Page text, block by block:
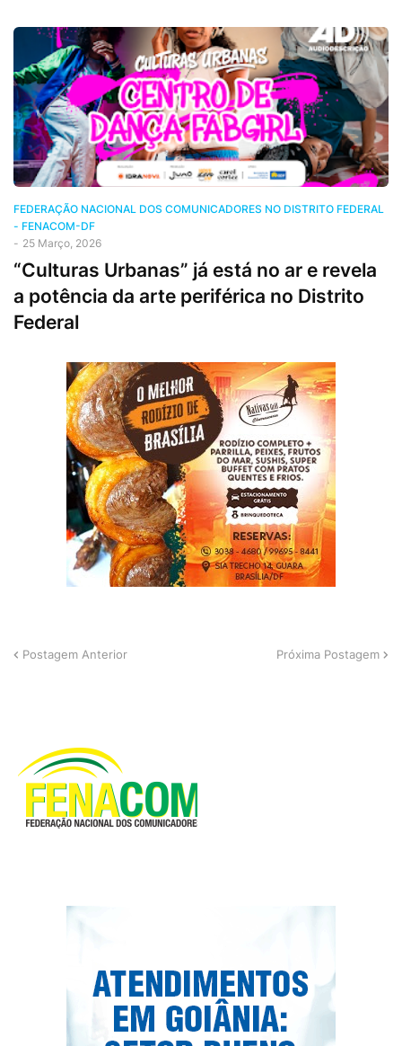
FEDERAÇÃO NACIONAL DOS COMUNICADORES NO DISTRITO FEDERAL
- FENACOM-DF
- 25 Março, 2026
“Culturas Urbanas” já está no ar e revela
a potência da arte periférica no Distrito
Federal
Postagem Anterior Próxima Postagem